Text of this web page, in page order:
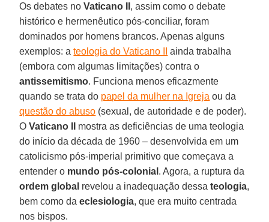
Os debates noVaticano II , assim como o debate
histórico e hermenêutico pós-conciliar, foram
dominados por homens brancos. Apenas alguns
exemplos: ateologia do Vaticano II
ainda trabalha
(embora com algumas limitações) contra o
antissemitismo. Funciona menos eficazmente
quando se trata do papel da mulher na Igreja ou da
questão do abuso (sexual, de autoridade e de poder).
OVaticano II
mostra as deficiências de uma teologia
do início da década de 1960 – desenvolvida em um
catolicismo pós-imperial primitivo que começava a
entender o mundo pós-colonial . Agora, a ruptura da
ordem global revelou a inadequação dessateologia,
bem como daeclesiologia, que era muito centrada
nos bispos.